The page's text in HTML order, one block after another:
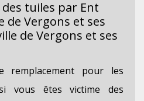
tuiles par Ent
de Vergons et ses
de Vergons et ses
remplacement pour les
vous êtes victime des